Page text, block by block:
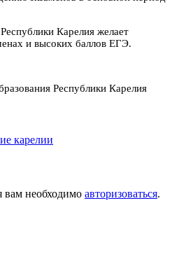
Карелия желает
и высоких баллов ЕГЭ.
Республики Карелия
карелии
вам необходимо авторизоваться.